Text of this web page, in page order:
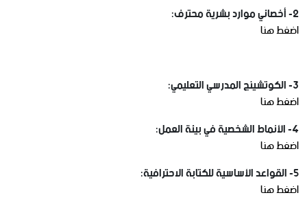
2- أخصائي موارد بشرية محترف:
اضغط هنا
3- الكوتشينج المدرسي التعليمي:
اضغط هنا
4- الأنماط الشخصية في بيئة العمل:
اضغط هنا
5- القواعد الأساسية للكتابة الاحترافية:
اضغط هنا